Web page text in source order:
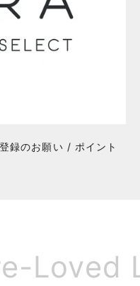
録のお願い / ポイント
Loved